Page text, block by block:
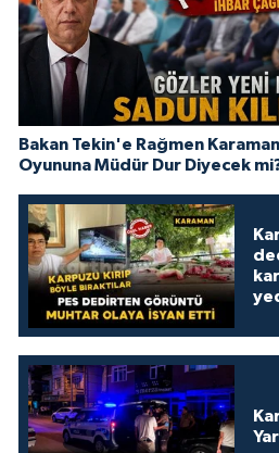
Bakan Tekin'e Rağmen
Oyununa Müdür Dur Diyecek